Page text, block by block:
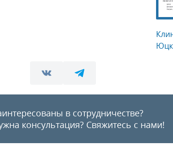
в сотрудничестве?
консультация? Свяжитесь с нами!